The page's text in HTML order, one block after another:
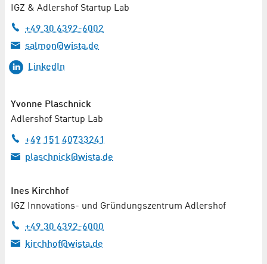
IGZ & Adlershof Startup Lab
+49 30 6392-6002
salmon@wista.de
LinkedIn
Yvonne Plaschnick
Adlershof Startup Lab
+49 151 40733241
plaschnick@wista.de
Ines Kirchhof
IGZ Innovations- und Gründungszentrum Adlershof
+49 30 6392-6000
kirchhof@wista.de